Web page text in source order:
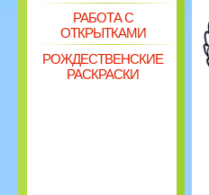
РАБОТА С
ОТКРЫТКАМИ
РОЖДЕСТВЕНСКИЕ
РАСКРАСКИ